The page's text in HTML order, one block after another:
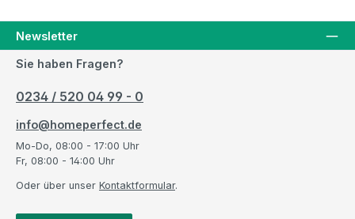
Newsletter
Sie haben Fragen?
0234 / 520 04 99 - 0
info@homeperfect.de
Mo-Do, 08:00 - 17:00 Uhr
Fr, 08:00 - 14:00 Uhr
Oder über unser Kontaktformular.